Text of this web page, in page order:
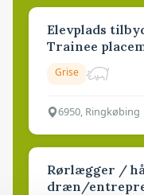
Elevplads
Trainee
Grise
6950, Ringkøbing
Rørlægger /
dræn/